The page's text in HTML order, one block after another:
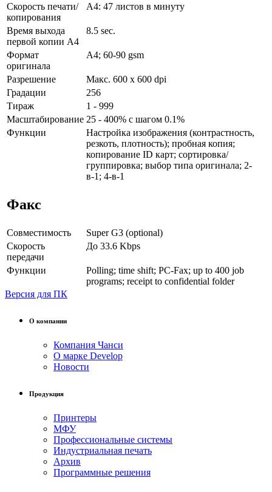
Скорость печати/
копирования
А4: 47 листов в минуту
Время выхода
первой копии А4
8.5 sec.
Формат
оригинала
A4; 60-90 gsm
Разрешение
Макс. 600 x 600 dpi
Градации
256
Тираж
1 - 999
Масштабирование 25 - 400% с шагом 0.1%
Функции
Настройка изображения (контрастность,
резкоть, плотность); пробная копия;
копирование ID карт; сортировка/
группировка; выбор типа оригинала; 2-
в-1; 4-в-1
Факс
Совместимость
Super G3 (optional)
Скорость
передачи
До 33.6 Kbps
Функции
Polling; time shift; PC-Fax; up to 400 job
programs; receipt to confidential folder
Версия для ПК
О компании
Компания Чанси
О марке Develop
Новости
Продукция
Принтеры
МФУ
Профессиональные системы
Индустриальная печать
Архив
Программные решения